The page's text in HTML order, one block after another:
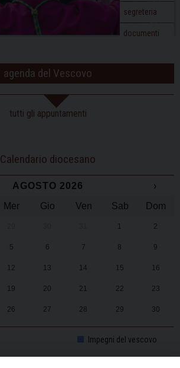
segreteria
documenti
agenda del Vescovo
tutti gli appuntamenti
Calendario diocesano
AGOSTO 2026
›
Mer Gio Ven Sab Dom
1 2
5 6 7 8 9
12 13 14 15 16
19 20 21 22 23
26 27 28 29 30
2 3 4 5 6
Impegni del vescovo